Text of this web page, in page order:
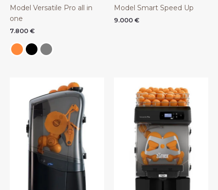
Model Versatile Pro all in
one
7.800 €
Model Smart Speed Up
9.000 €